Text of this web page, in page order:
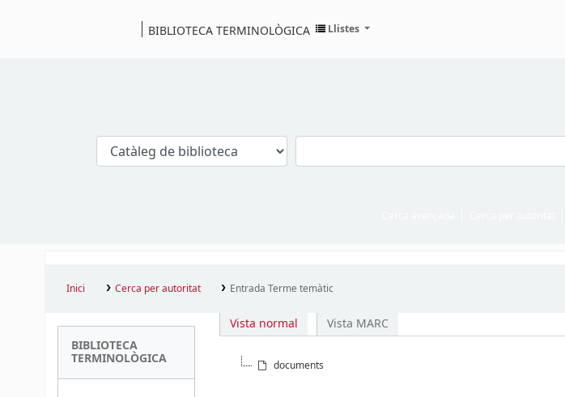
BIBLIOTECA TERMINOLÒGICA Llistes
Inici Cerca per autoritat Entrada Terme temàtic
BIBLIOTECA
TERMINOLÒGICA
Vista normal Vista MARC
documents